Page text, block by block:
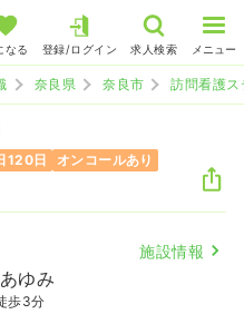
なる 登録/ログイン 求人検索 メニュー
奈良県 奈良市 訪問看護
120日
オンコールあり
施設情報
ゆみ
歩3分